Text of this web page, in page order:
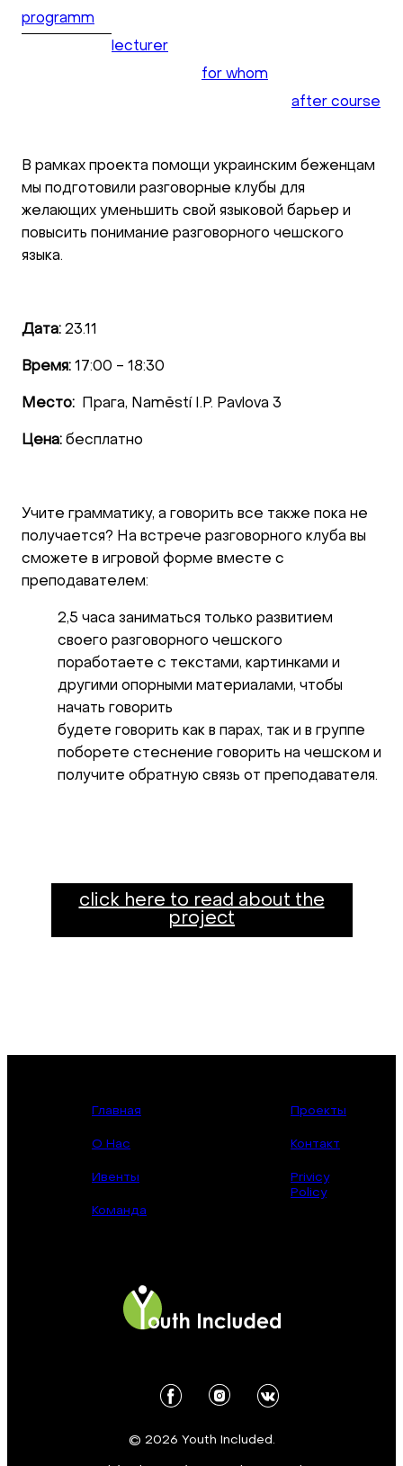
programm
lecturer
for whom
after course
В рамках проекта помощи украинским беженцам
мы подготовили разговорные клубы для
желающих уменьшить свой языковой барьер и
повысить понимание разговорного чешского
языка.
Дата: 23.11
Время: 17:00 - 18:30
Место: Прага, Naměstí I.P. Pavlova 3
Цена: бесплатно
Учите грамматику, а говорить все также пока не
получается? На встрече разговорного клуба вы
сможете в игровой форме вместе с
преподавателем:
2,5 часа заниматься только развитием
своего разговорного чешского
поработаете с текстами, картинками и
другими опорными материалами, чтобы
начать говорить
будете говорить как в парах, так и в группе
поборете стеснение говорить на чешском и
получите обратную связь от преподавателя.
click here to read about the
project
Главная
О Нас
Ивенты
Команда
Проекты
Контакт
Privicy
Policy
© 2026 Youth Included.